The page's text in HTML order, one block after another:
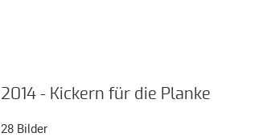
2014 - Kickern für die Planke
28 Bilder